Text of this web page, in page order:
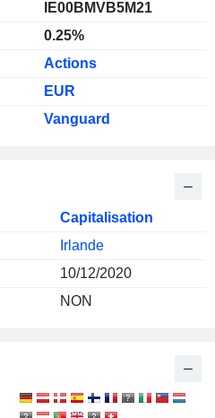
IE00BMVB5M21
0.25%
Actions
EUR
Vanguard
Capitalisation
Irlande
10/12/2020
NON